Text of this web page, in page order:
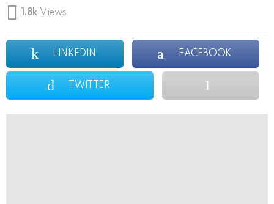
1.8k Views
LINKEDIN FACEBOOK
TWITTER